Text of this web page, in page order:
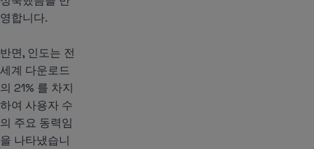
영합니다.
반면, 인도는 전
세계 다운로드
의 21% 를 차지
하여 사용자 수
의 주요 동력임
을 나타냈습니